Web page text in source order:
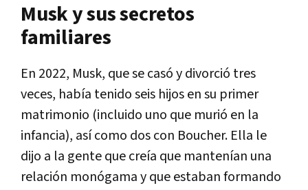
Musk y sus secretos
familiares
En 2022, Musk, que se casó y divorció tres
veces, había tenido seis hijos en su primer
matrimonio (incluido uno que murió en la
infancia), así como dos con Boucher. Ella le
dijo a la gente que creía que mantenían una
relación monógama y que estaban formando